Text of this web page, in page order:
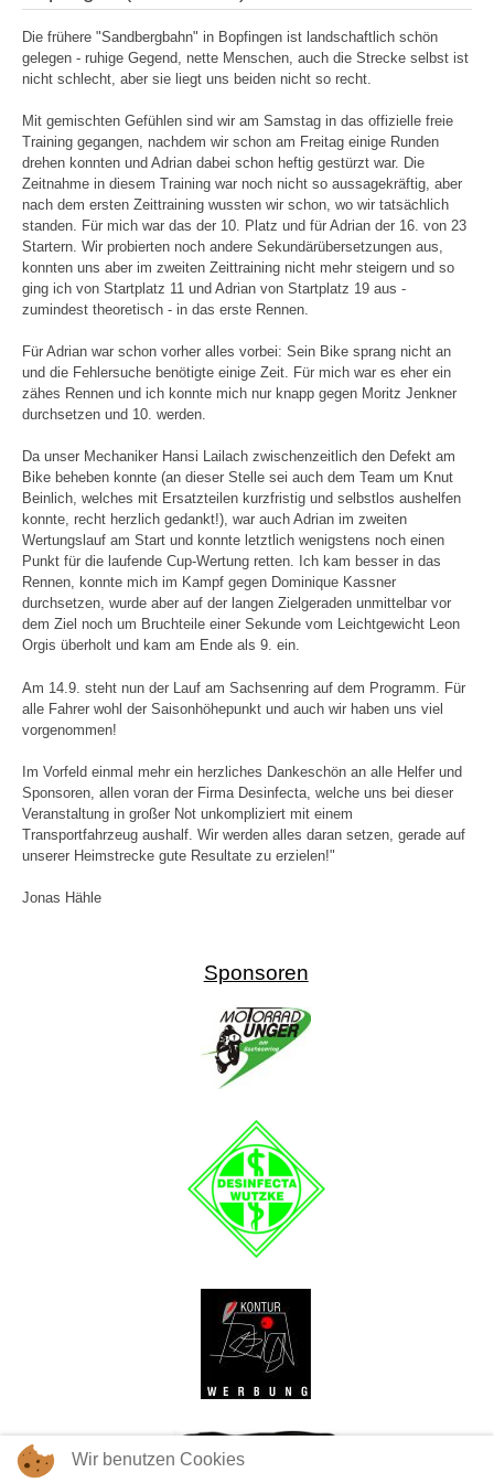
Die frühere "Sandbergbahn" in Bopfingen ist landschaftlich schön
gelegen - ruhige Gegend, nette Menschen, auch die Strecke selbst ist
nicht schlecht, aber sie liegt uns beiden nicht so recht.
Mit gemischten Gefühlen sind wir am Samstag in das offizielle freie
Training gegangen, nachdem wir schon am Freitag einige Runden
drehen konnten und Adrian dabei schon heftig gestürzt war. Die
Zeitnahme in diesem Training war noch nicht so aussagekräftig, aber
nach dem ersten Zeittraining wussten wir schon, wo wir tatsächlich
standen. Für mich war das der 10. Platz und für Adrian der 16. von 23
Startern. Wir probierten noch andere Sekundärübersetzungen aus,
konnten uns aber im zweiten Zeittraining nicht mehr steigern und so
ging ich von Startplatz 11 und Adrian von Startplatz 19 aus -
zumindest theoretisch - in das erste Rennen.
Für Adrian war schon vorher alles vorbei: Sein Bike sprang nicht an
und die Fehlersuche benötigte einige Zeit. Für mich war es eher ein
zähes Rennen und ich konnte mich nur knapp gegen Moritz Jenkner
durchsetzen und 10. werden.
Da unser Mechaniker Hansi Lailach zwischenzeitlich den Defekt am
Bike beheben konnte (an dieser Stelle sei auch dem Team um Knut
Beinlich, welches mit Ersatzteilen kurzfristig und selbstlos aushelfen
konnte, recht herzlich gedankt!), war auch Adrian im zweiten
Wertungslauf am Start und konnte letztlich wenigstens noch einen
Punkt für die laufende Cup-Wertung retten. Ich kam besser in das
Rennen, konnte mich im Kampf gegen Dominique Kassner
durchsetzen, wurde aber auf der langen Zielgeraden unmittelbar vor
dem Ziel noch um Bruchteile einer Sekunde vom Leichtgewicht Leon
Orgis überholt und kam am Ende als 9. ein.
Am 14.9. steht nun der Lauf am Sachsenring auf dem Programm. Für
alle Fahrer wohl der Saisonhöhepunkt und auch wir haben uns viel
vorgenommen!
Im Vorfeld einmal mehr ein herzliches Dankeschön an alle Helfer und
Sponsoren, allen voran der Firma Desinfecta, welche uns bei dieser
Veranstaltung in großer Not unkompliziert mit einem
Transportfahrzeug aushalf. Wir werden alles daran setzen, gerade auf
unserer Heimstrecke gute Resultate zu erzielen!"
Jonas Hähle
Sponsoren
Wir benutzen Cookies